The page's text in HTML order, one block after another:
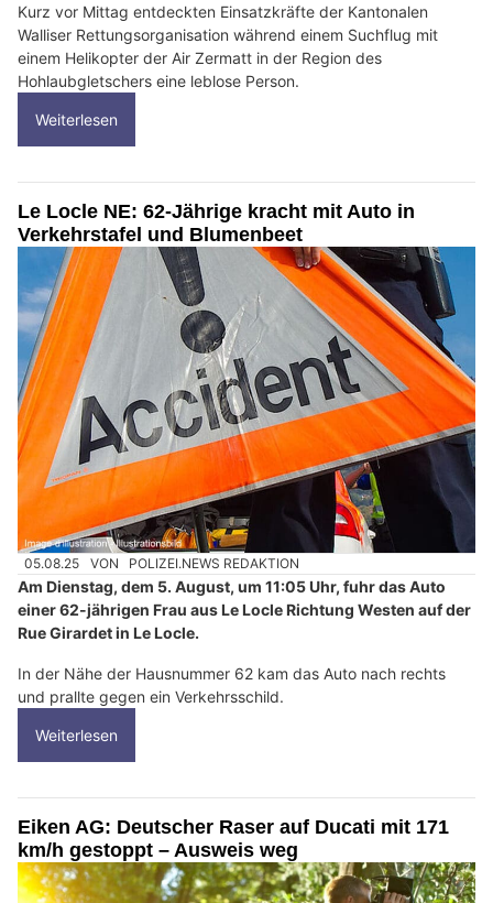
Kurz vor Mittag entdeckten Einsatzkräfte der Kantonalen
Walliser Rettungsorganisation während einem Suchflug mit
einem Helikopter der Air Zermatt in der Region des
Hohlaubgletschers eine leblose Person.
Weiterlesen
Le Locle NE: 62-Jährige kracht mit Auto in
Verkehrstafel und Blumenbeet
05.08.25 VON POLIZEI.NEWS REDAKTION
Am Dienstag, dem 5. August, um 11:05 Uhr, fuhr das Auto
einer 62-jährigen Frau aus Le Locle Richtung Westen auf der
Rue Girardet in Le Locle.
In der Nähe der Hausnummer 62 kam das Auto nach rechts
und prallte gegen ein Verkehrsschild.
Weiterlesen
Eiken AG: Deutscher Raser auf Ducati mit 171
km/h gestoppt – Ausweis weg